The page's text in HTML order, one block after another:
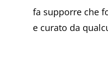
fa supporre che
e curato da